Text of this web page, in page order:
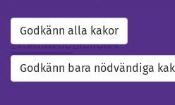
ExternwebbBibliotek
StudentwebbMedarbetarwebb
Godkänn alla kakor
Godkänn bara nödvändiga